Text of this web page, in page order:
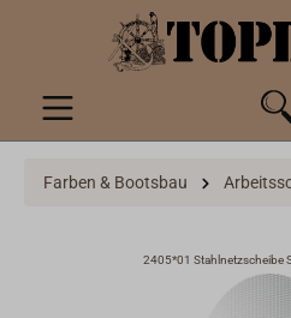
springen
Farben & Bootsbau
2405*01 Stahlnetzscheibe